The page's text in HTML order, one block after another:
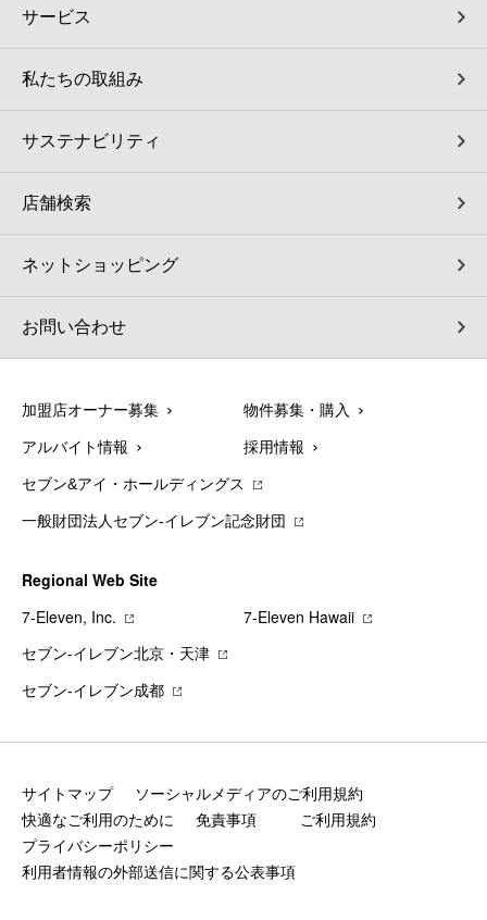
サービス
私たちの取組み
サステナビリティ
店舗検索
ネットショッピング
お問い合わせ
加盟店オーナー募集 物件募集・購入
アルバイト情報 採用情報
セブン&アイ・ホールディングス
一般財団法人セブン-イレブン記念財団
Regional Web Site
7‐Eleven, Inc.
7‐Eleven Hawaii
セブン‐イレブン北京・天津
セブン‐イレブン成都
サイトマップ
ソーシャルメディアのご利用規約
快適なご利用のために
免責事項
ご利用規約
プライバシーポリシー
利用者情報の外部送信に関する公表事項